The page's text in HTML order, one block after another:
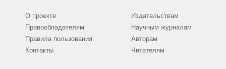
О проекте
Правообладателям
Правила пользования
Контакты
Издательствам
Научным журналам
Авторам
Читателям